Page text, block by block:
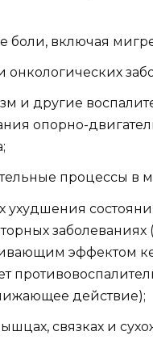
боли, включая
онкологических
и другие
опорно-
процессы в
ухудшения
заболеваниях
эффектом
действие);
связках и